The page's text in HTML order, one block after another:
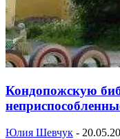
Кондопожскую
Юлия Шевчук -